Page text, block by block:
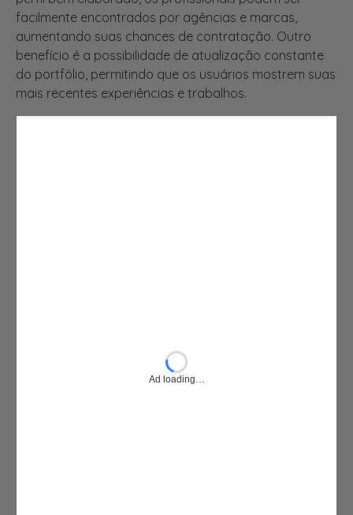
facilmente encontrados por agências e marcas,
aumentando suas chances de contratação. Outro
benefício é a possibilidade de atualização constante
do portfólio, permitindo que os usuários mostrem suas
mais recentes experiências e trabalhos.